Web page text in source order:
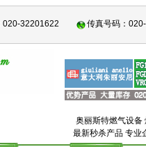
020-32201622 传真号码：
奥丽斯特燃气设备
最新秒杀产品 专业